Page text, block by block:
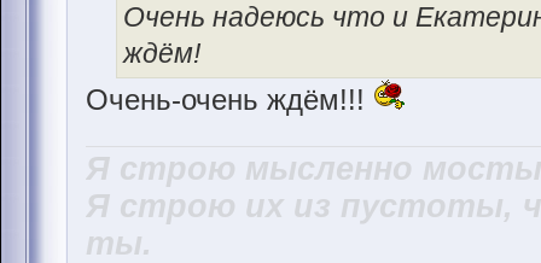
Очень надеюсь что и
ждём!
Очень-очень ждём!!!
Я строю мысленно
Я строю их из пустоты,
ты.